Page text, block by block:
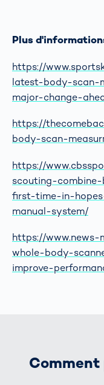
Plus
https://
latest-body-scan-
major-change-
https://
body-scan-
https://
scouting-
first-time-in-
manual-system/
https://
whole-body-
improve-
Comment